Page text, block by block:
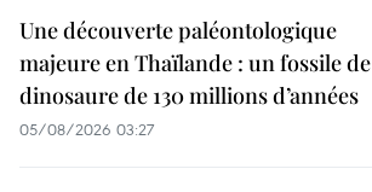
Une découverte paléontologique
majeure en Thaïlande : un fossile de
dinosaure de 130 millions d’années
05/08/2026 03:27